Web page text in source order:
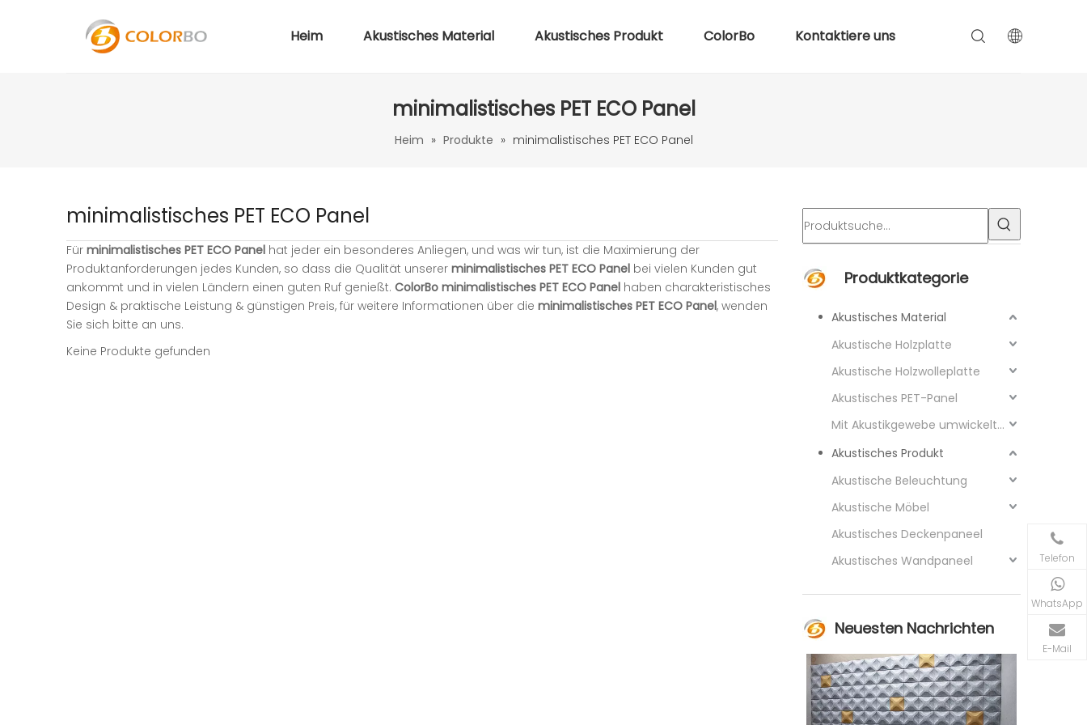
Heim Akustisches Material Akustisches Produkt ColorBo Kontaktiere uns
minimalistisches PET ECO Panel
Heim » Produkte » minimalistisches PET ECO Panel
minimalistisches PET ECO Panel
Für minimalistisches PET ECO Panel hat jeder ein besonderes Anliegen, und was wir tun, ist die Maximierung der
Produktanforderungen jedes Kunden, so dass die Qualität unserer minimalistisches PET ECO Panel bei vielen Kunden gut
ankommt und in vielen Ländern einen guten Ruf genießt. ColorBo minimalistisches PET ECO Panel haben charakteristisches
Design & praktische Leistung & günstigen Preis, für weitere Informationen über die minimalistisches PET ECO Panel, wenden
Sie sich bitte an uns.
Keine Produkte gefunden
Produktkategorie
Akustisches Material
Akustische Holzplatte
Akustische Holzwolleplatte
Akustisches PET-Panel
Mit Akustikgewebe umwickeltes Paneel
Akustisches Produkt
Akustische Beleuchtung
Akustische Möbel
Akustisches Deckenpaneel
Akustisches Wandpaneel
Neuesten Nachrichten
Telefon
WhatsApp
E-Mail